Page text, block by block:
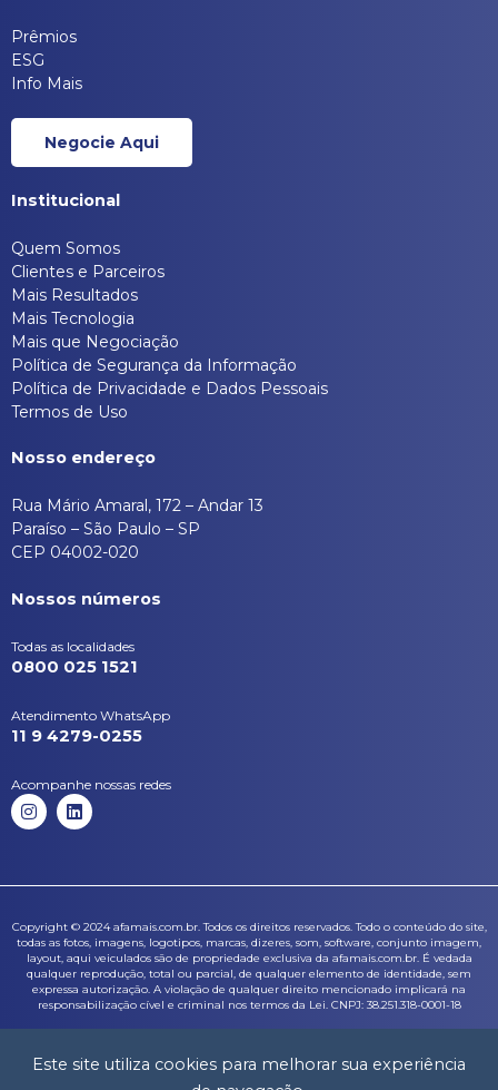
Este site utiliza cookies para melhorar sua experiência
Prêmios
ESG
Info Mais
Negocie Aqui
Institucional
Quem Somos
Clientes e Parceiros
Mais Resultados
Mais Tecnologia
Mais que Negociação
Política de Segurança da Informação
Política de Privacidade e Dados Pessoais
Termos de Uso
Nosso endereço
Rua Mário Amaral, 172 – Andar 13
Paraíso – São Paulo – SP
CEP 04002-020
Nossos números
Todas as localidades
0800 025 1521
Atendimento WhatsApp
11 9 4279-0255
Acompanhe nossas redes
I
n
g
a
m
L
i
d
n
Copyright © 2024 afamais.com.br. Todos os direitos reservados. Todo o conteúdo do site,
todas as fotos, imagens, logotipos, marcas, dizeres, som, software, conjunto imagem,
layout, aqui veiculados são de propriedade exclusiva da afamais.com.br. É vedada
qualquer reprodução, total ou parcial, de qualquer elemento de identidade, sem
expressa autorização. A violação de qualquer direito mencionado implicará na
responsabilização cível e criminal nos termos da Lei. CNPJ: 38.251.318-0001-18
Imagem de Freepik. Imagem de jcomp no Freepik. Imagem de shurkin_son no
Freepik. Imagem de rawpixel.com no Freepik.